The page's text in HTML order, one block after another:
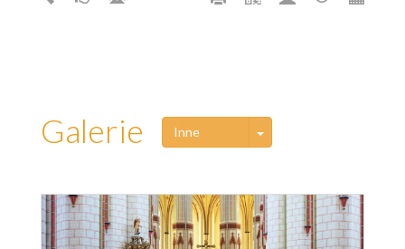
Galerie Inne Toggle Dropdown